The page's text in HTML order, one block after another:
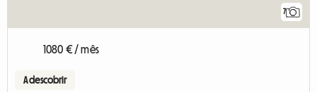
7
1080 € / mês
A descobrir